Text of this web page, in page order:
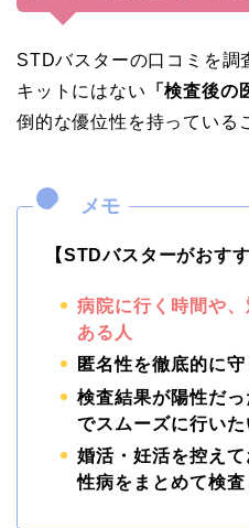
STDバスターの口コミを調
キットにはない 「検査後の
倒的な優位性を持っている
【STDバスターがおす
病院に行く時間や
ある人
匿名性を徹底的に守
検査結果が陽性だ
でスムーズに行いた
婚活・妊活を控え
性病をまとめて検査